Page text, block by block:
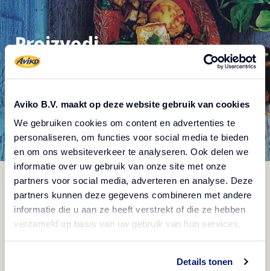
Aviko B.V. maakt op deze website gebruik van cookies
We gebruiken cookies om content en advertenties te
personaliseren, om functies voor social media te bieden
en om ons websiteverkeer te analyseren. Ook delen we
informatie over uw gebruik van onze site met onze
partners voor social media, adverteren en analyse. Deze
partners kunnen deze gegevens combineren met andere
informatie die u aan ze heeft verstrekt of die ze hebben
verzameld op basis van uw gebruik van hun services.
Details tonen
Proizvodi